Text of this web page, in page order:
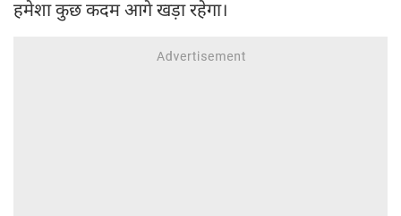
हमेशा कुछ कदम आगे खड़ा रहेगा।